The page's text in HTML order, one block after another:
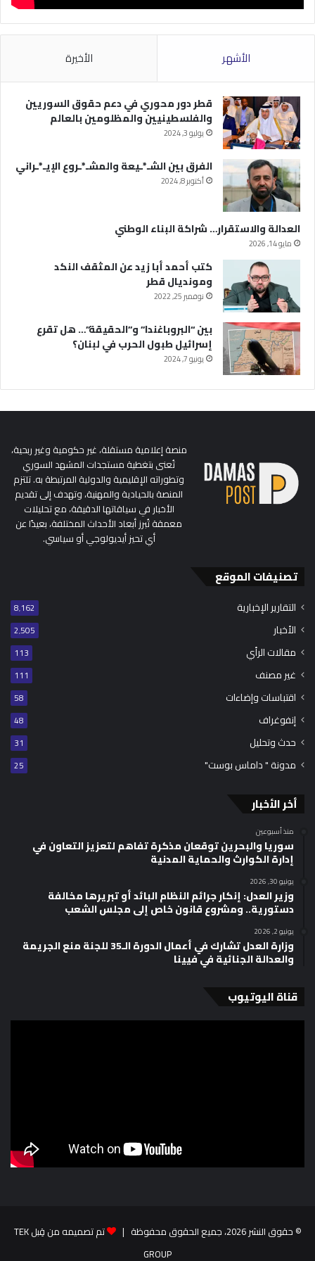
الأشهر الأخيرة
قطر دور محوري في دعم حقوق السوريين
والفلسطينيين والمظلومين بالعالم
يوليو 3, 2024
الفرق بين الشـ*ـيعة والمشـ*ـروع الإيـ*ـراني
أكتوبر 8, 2024
العدالة والاستقرار… شراكة البناء الوطني
مايو 14, 2026
كتب أحمد أبا زيد عن المثقف النكد
ومونديال قطر
نوفمبر 25, 2022
بين “البروباغندا” و”الحقيقة”… هل تقرع
إسرائيل طبول الحرب في لبنان؟
يونيو 7, 2024
منصة إعلامية مستقلة، غير حكومية وغير ربحية،
تُعنى بتغطية مستجدات المشهد السوري
وتطوراته الإقليمية والدولية المرتبطة به. تلتزم
المنصة بالحيادية والمهنية، وتهدف إلى تقديم
الأخبار في سياقاتها الدقيقة، مع تحليلات
معمقة تُبرز أبعاد الأحداث المختلفة، بعيدًا عن
أي تحيز أيديولوجي أو سياسي.
تصنيفات الموقع
التقارير الإخبارية 8٬162
الأخبار 2٬505
مقالات الرأي 113
غير مصنف 111
اقتباسات وإضاءات 58
إنفوغراف 48
حدث وتحليل 31
مدونة " داماس بوست" 25
أخر الأخبار
منذ أسبوعين
سوريا والبحرين توقعان مذكرة تفاهم لتعزيز التعاون في
إدارة الكوارث والحماية المدنية
يونيو 30, 2026
وزير العدل: إنكار جرائم النظام البائد أو تبريرها مخالفة
دستورية.. ومشروع قانون خاص إلى مجلس الشعب
يونيو 2, 2026
وزارة العدل تشارك في أعمال الدورة الـ35 للجنة منع الجريمة
والعدالة الجنائية في فيينا
قناة اليوتيوب
© حقوق النشر 2026، جميع الحقوق محفوظة |
تم تصميمه من قِبل TEK
GROUP